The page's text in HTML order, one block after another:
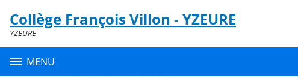
Menu de la rubrique
Contenu
Collège François Villon - YZEURE
YZEURE
MENU